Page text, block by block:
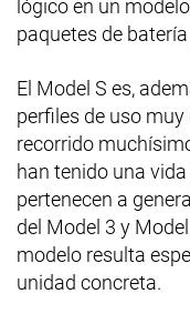
lógico en un
paquetes de
El Model S es,
perfiles de uso
recorrido
han tenido una
pertenecen a
del Model 3 y
modelo resulta
unidad concreta.